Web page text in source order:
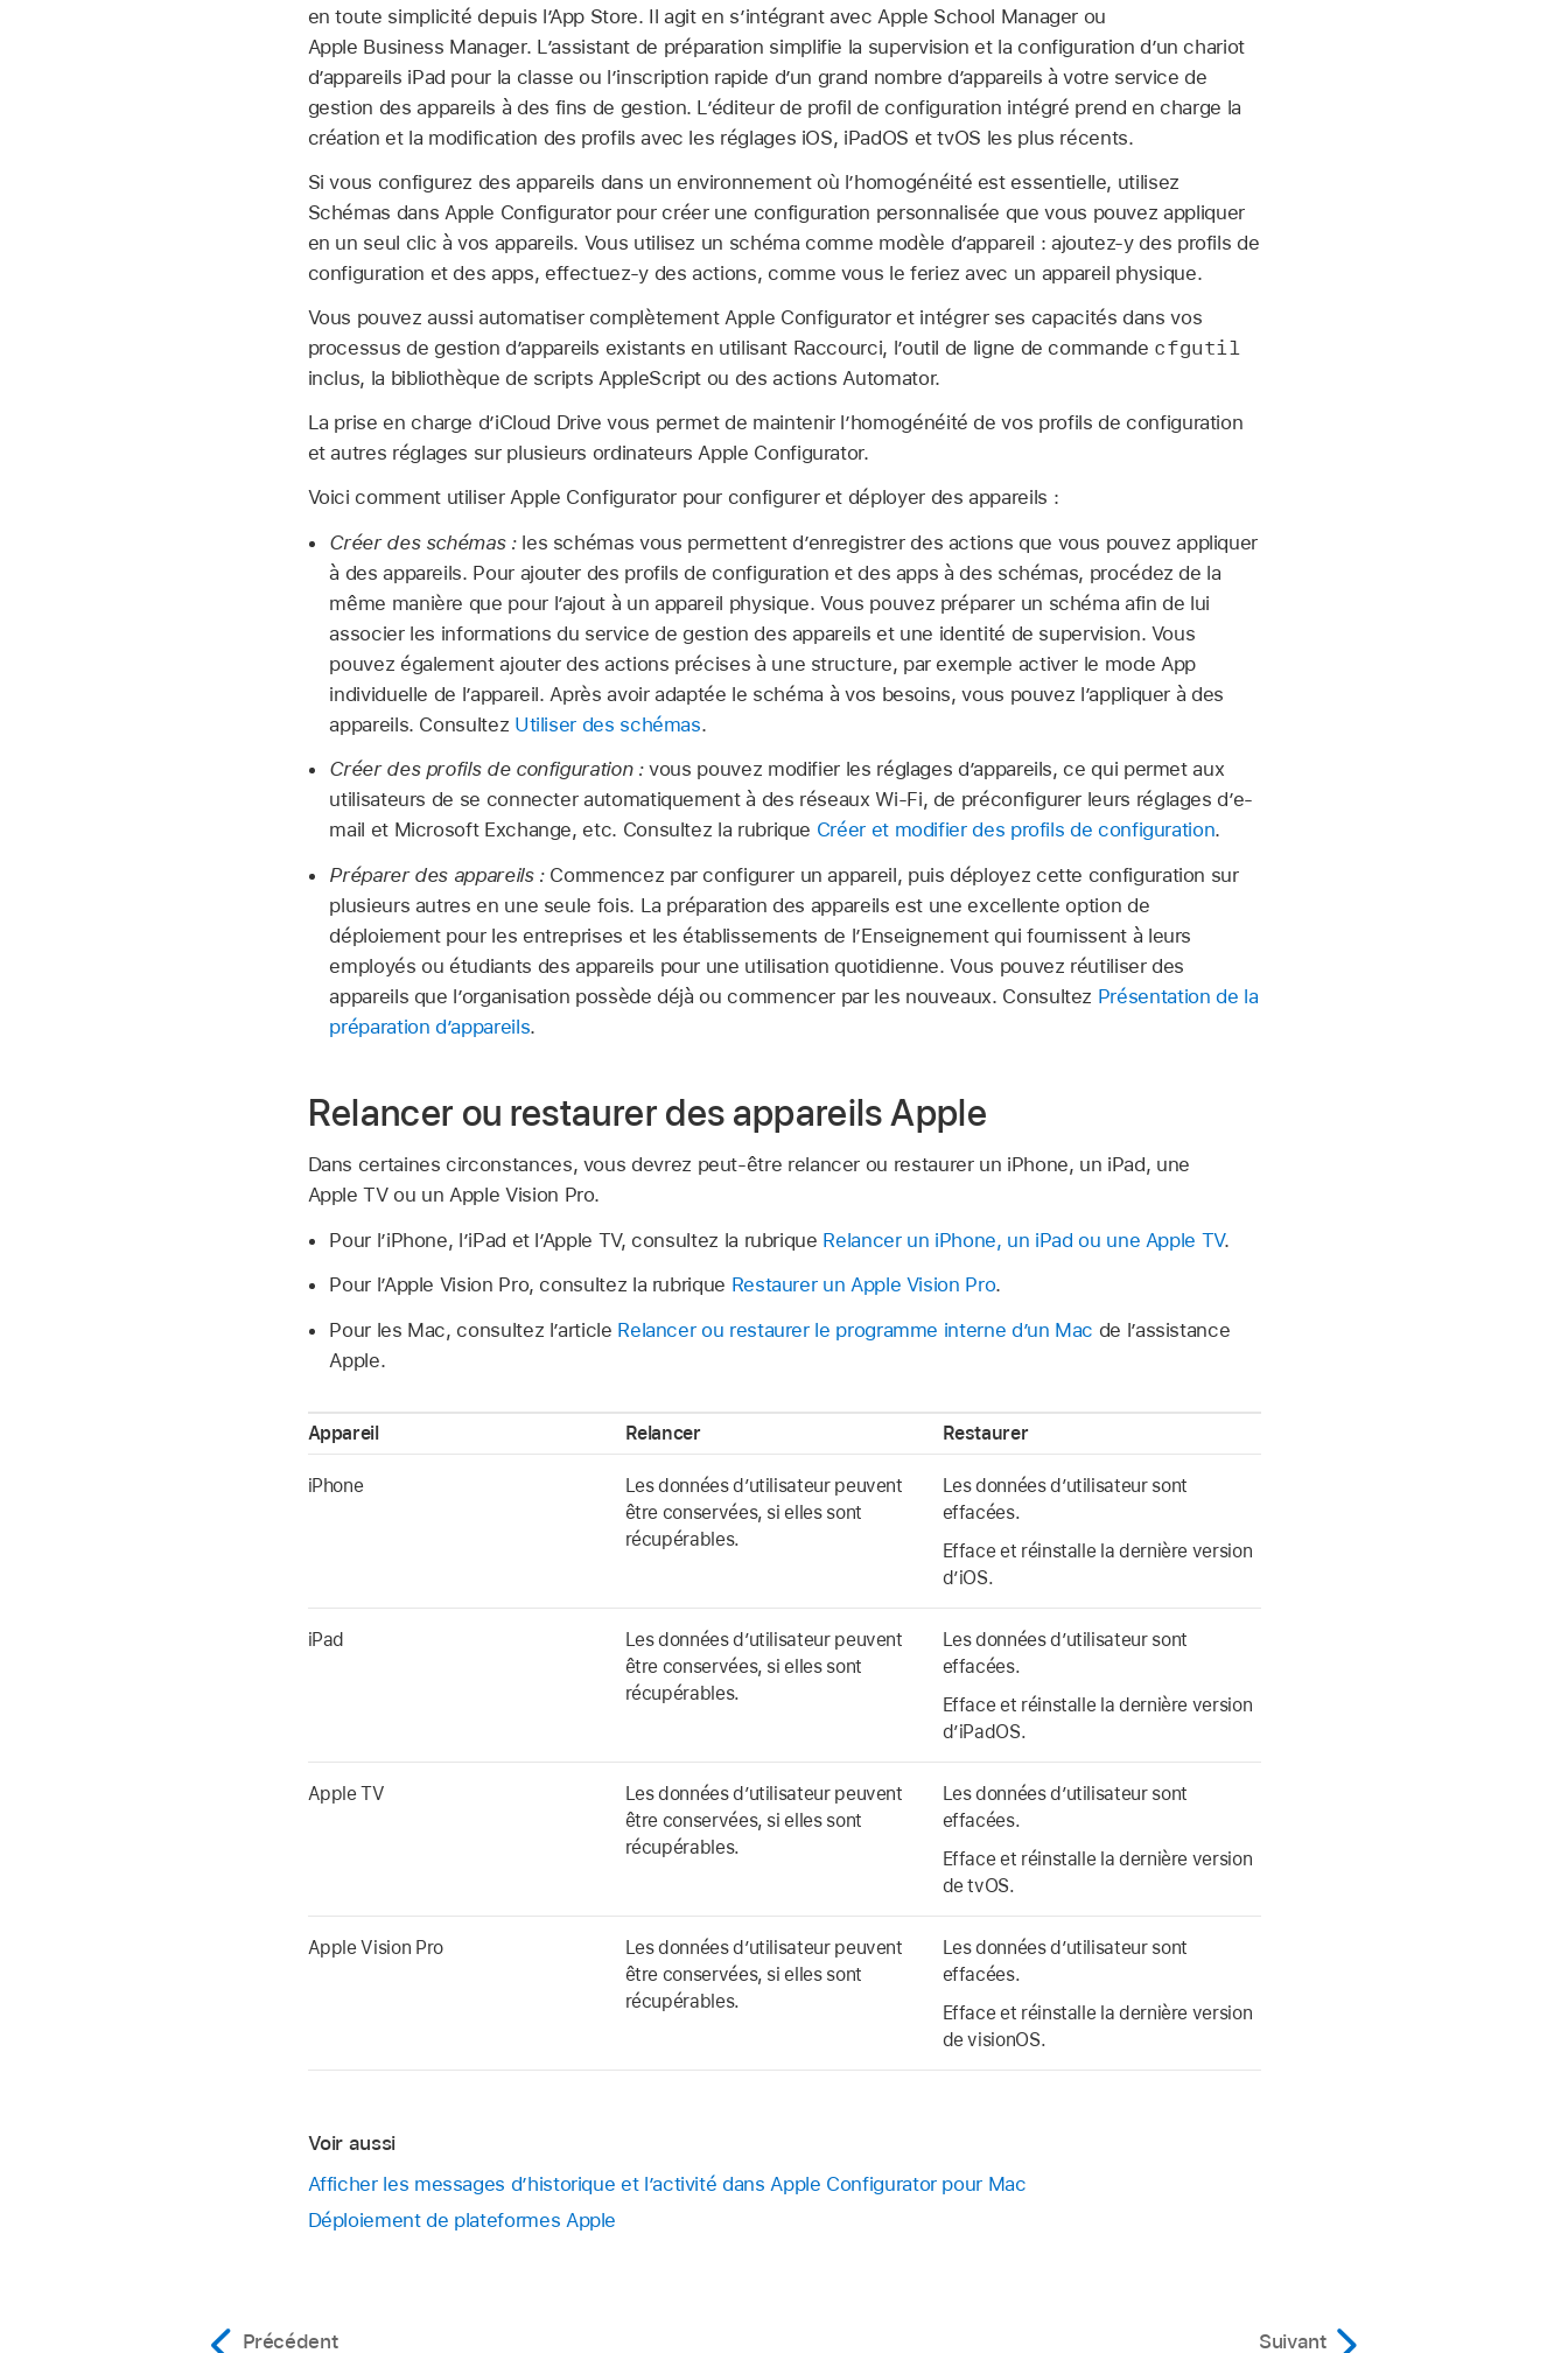
en toute simplicité depuis l’App Store. Il agit en s’intégrant avec Apple School Manager ou
Apple Business Manager. L’assistant de préparation simplifie la supervision et la configuration d’un chariot
d’appareils iPad pour la classe ou l’inscription rapide d’un grand nombre d’appareils à votre service de
gestion des appareils à des fins de gestion. L’éditeur de profil de configuration intégré prend en charge la
création et la modification des profils avec les réglages iOS, iPadOS et tvOS les plus récents.
Si vous configurez des appareils dans un environnement où l’homogénéité est essentielle, utilisez
Schémas dans Apple Configuratorpour créer une configuration personnalisée que vous pouvez appliquer
en un seul clic à vos appareils. Vous utilisez un schéma comme modèle d’appareil : ajoutez-y des profils de
configuration et des apps, effectuez-y des actions, comme vous le feriez avec un appareil physique.
Vous pouvez aussi automatiser complètementApple Configuratoret intégrer ses capacités dans vos
processus de gestion d’appareils existants en utilisant Raccourci, l’outil de ligne de commande cfgutil
inclus, la bibliothèque de scripts AppleScript ou des actions Automator.
La prise en charge d’iCloud Drive vous permet de maintenir l’homogénéité de vos profils de configuration
et autres réglages sur plusieurs ordinateurs Apple Configurator.
Voici comment utiliser Apple Configuratorpour configurer et déployer des appareils :
Créer des schémas :les schémas vous permettent d’enregistrer des actions que vous pouvez appliquer
à des appareils. Pour ajouter des profils de configuration et des apps à des schémas, procédez de la
même manière que pour l’ajout à un appareil physique. Vous pouvez préparer un schéma afin de lui
associer les informations du service de gestion des appareils et une identité de supervision. Vous
pouvez également ajouter des actions précises à une structure, par exemple activer le mode App
individuelle de l’appareil. Après avoir adaptée le schéma à vos besoins, vous pouvez l’appliquer à des
appareils. Consultez Utiliser des schémas.
Créer des profils de configuration :vous pouvez modifier les réglages d’appareils, ce qui permet aux
utilisateurs de se connecter automatiquement à des réseauxWi-Fi, de préconfigurer leurs réglages d’e-
mail et Microsoft Exchange, etc. Consultez la rubrique Créer et modifier des profils de configuration.
Préparer des appareils :Commencez par configurer un appareil, puis déployez cette configuration sur
plusieurs autres en une seule fois. La préparation des appareils est une excellente option de
déploiement pour les entreprises et les établissements de l’Enseignement qui fournissent à leurs
employés ou étudiants des appareils pour une utilisation quotidienne. Vous pouvez réutiliser des
appareils que l’organisation possède déjà ou commencer par les nouveaux. Consultez Présentation de la
préparation d’appareils.
Relancer ou restaurer des appareils Apple
Dans certaines circonstances, vous devrez peut-être relancer ou restaurer un iPhone, un iPad, une
Apple TVou un Apple Vision Pro.
Pour l’iPhone, l’iPad et l’Apple TV, consultez la rubrique Relancer un iPhone, un iPad ou une Apple TV.
Pour l’Apple Vision Pro, consultez la rubrique Restaurer un Apple Vision Pro.
Pour les Mac, consultez l’article Relancer ou restaurer le programme interne d’un Mac de l’assistance
Apple.
Appareil Relancer Restaurer
iPhone
Les données d’utilisateur peuvent
être conservées, si elles sont
récupérables.
Les données d’utilisateur sont
effacées.
Efface et réinstalle la dernière version
d’iOS.
iPad
Les données d’utilisateur peuvent
être conservées, si elles sont
récupérables.
Les données d’utilisateur sont
effacées.
Efface et réinstalle la dernière version
d’iPadOS.
Apple TV
Les données d’utilisateur peuvent
être conservées, si elles sont
récupérables.
Les données d’utilisateur sont
effacées.
Efface et réinstalle la dernière version
de tvOS.
Apple Vision Pro
Les données d’utilisateur peuvent
être conservées, si elles sont
récupérables.
Les données d’utilisateur sont
effacées.
Efface et réinstalle la dernière version
de visionOS.
Voir aussi
Afficher les messages d’historique et l’activité dans Apple Configurator pour Mac
Déploiement de plateformes Apple
Précédent Suivant